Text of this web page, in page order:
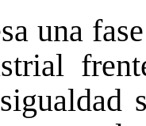
una